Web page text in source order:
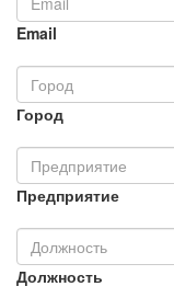
Email
Город
Предприятие
Должность